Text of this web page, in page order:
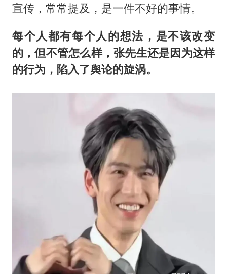
宣传，常常提及，是一件不好的事情。
每个人都有每个人的想法，是不该改变
的，但不管怎么样，张先生还是因为这样
的行为，陷入了舆论的旋涡。